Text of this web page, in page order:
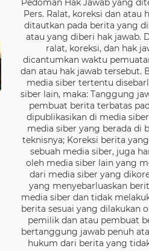
Pedoman Hak Jawab yang
Pers. Ralat, koreksi dan atau
ditautkan pada berita yang
atau yang diberi hak jawab.
ralat, koreksi, dan hak
dicantumkan waktu
dan atau hak jawab tersebut.
media siber tertentu
siber lain, maka: Tanggung
pembuat berita terbatas
dipublikasikan di media
media siber yang berada di
teknisnya; Koreksi berita
sebuah media siber, juga
oleh media siber lain yang
dari media siber yang
yang menyebarluaskan
media siber dan tidak
berita sesuai yang dilakukan
pemilik dan atau pembuat
bertanggung jawab penuh
hukum dari berita yang